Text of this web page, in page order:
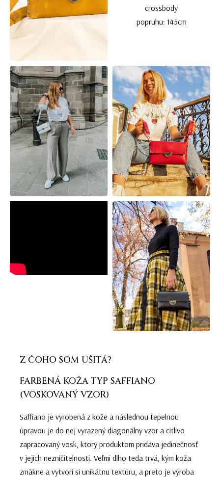
crossbody
popruhu: 145cm
Z ČOHO SOM UŠITÁ?
FARBENÁ KOŽA TYP SAFFIANO
(VOSKOVANÝ VZOR)
Saffiano je vyrobená z kože a následnou tepelnou
úpravou je do nej vyrazený diagonálny vzor a citlivo
zapracovaný vosk, ktorý produktom pridáva jedinečnosť
v jejich nezničitelnosti. Veľmi dlho teda trvá, kým koža
zmäkne a vytvorí si unikátnu textúru, a preto je výroba